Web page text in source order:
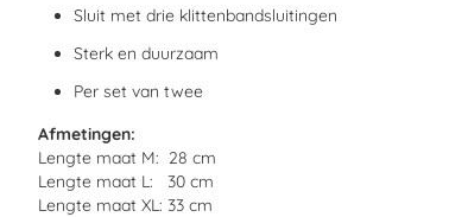
Sluit met drie klittenbandsluitingen
Sterk en duurzaam
Per set van twee
Afmetingen:
Lengte maat M: 28 cm
Lengte maat L: 30 cm
Lengte maat XL: 33 cm